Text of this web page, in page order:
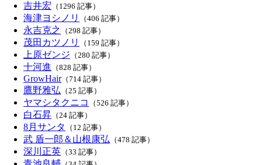
吉井宏 （1296 記事）
海津ヨシノリ （406 記事）
永吉克之 （298 記事）
茂田カツノリ （159 記事）
上原ゼンジ （280 記事）
十河進 （828 記事）
GrowHair（714 記事）
鷹野雅弘 （25 記事）
ヤマシタクニコ （526 記事）
白石昇 （24 記事）
8月サンタ （12 記事）
武 盾一郎＆山根康弘 （478 記事）
深川正英 （33 記事）